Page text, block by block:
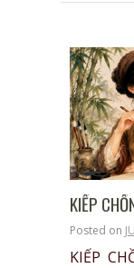
KIẾP
Posted on
KIẾP